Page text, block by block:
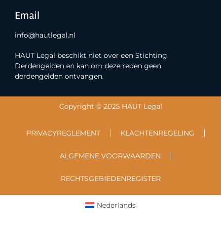
Email
info@hautlegal.nl
HAUT Legal beschikt niet over een Stichting
Derdengelden en kan om deze reden geen
derdengelden ontvangen.
Copyright © 2025 HAUT Legal
PRIVACYREGLEMENT KLACHTENREGELING
ALGEMENE VOORWAARDEN
RECHTSGEBIEDENREGISTER
Nederlands